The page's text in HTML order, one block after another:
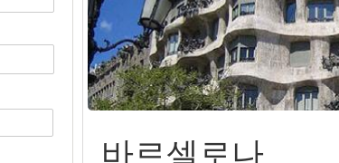
바르셀로나